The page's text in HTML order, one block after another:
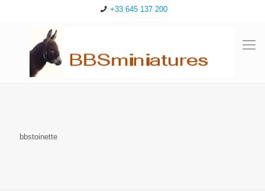
+33 645 137 200
bbstoinette